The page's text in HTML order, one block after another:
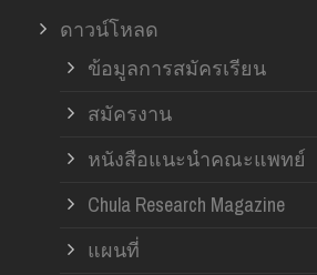
ดาวน์โหลด
ข้อมูลการสมัครเรียน
สมัครงาน
หนังสือแนะนำคณะแพทย์
Chula Research Magazine
แผนที่